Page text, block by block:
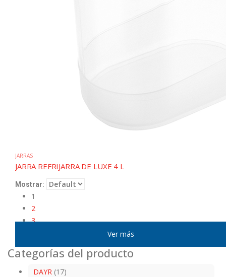
JARRAS
JARRA REFRIJARRA DE LUXE 4 L
Mostrar:
1
2
3
Categorías del producto
DAYR (17)